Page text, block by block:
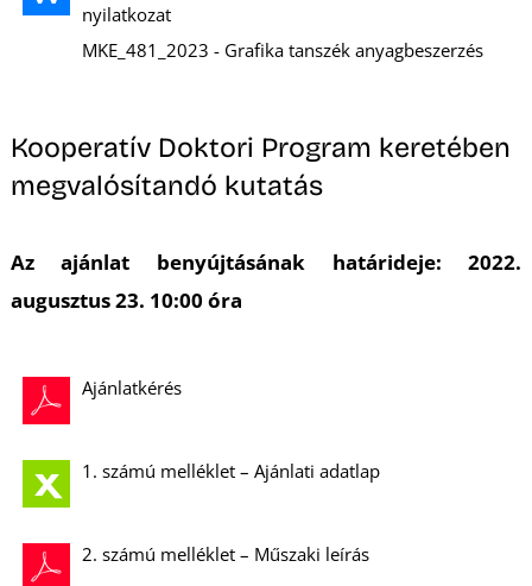
nyilatkozat
MKE_481_2023 - Grafika tanszék anyagbeszerzés
Kooperatív Doktori Program keretében
megvalósítandó kutatás
Az ajánlat benyújtásának határideje: 2022.
augusztus 23. 10:00 óra
Ajánlatkérés
1. számú melléklet – Ajánlati adatlap
2. számú melléklet – Műszaki leírás